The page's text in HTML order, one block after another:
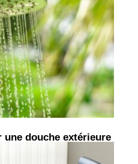
une douche extérieure